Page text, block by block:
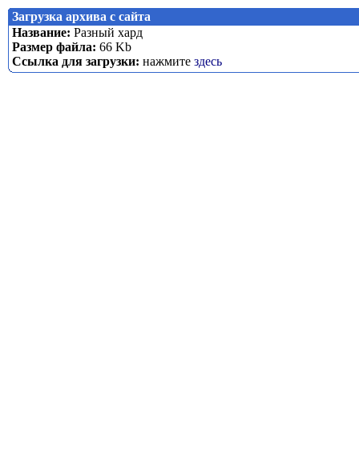
Загрузка архива с сайта
Название: Разный хард
Размер файла: 66 Kb
Ссылка для загрузки: нажмите здесь